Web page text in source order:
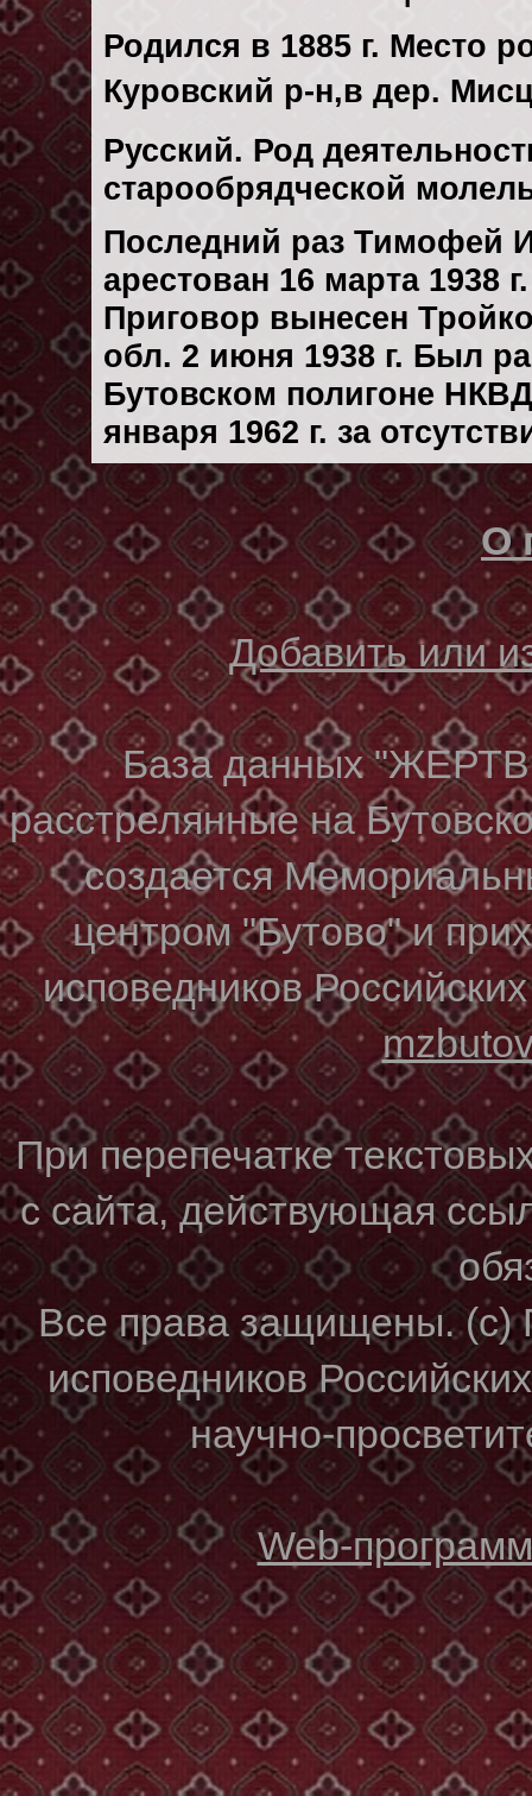
Родился в 1885 г. Место
Куровский р-н,в дер.
Русский. Род
старообрядческой
Последний раз Тимофей
арестован 16 марта 1938 г.
Приговор вынесен
обл. 2 июня 1938 г. Был
Бутовском полигоне
января 1962 г. за
О
Добавить или
База данных
расстрелянные на
создается
центром "Бутово" и
исповедников
При перепечатке
с сайта, действующая
Все права защищены. (с)
исповедников
научно-
Web-